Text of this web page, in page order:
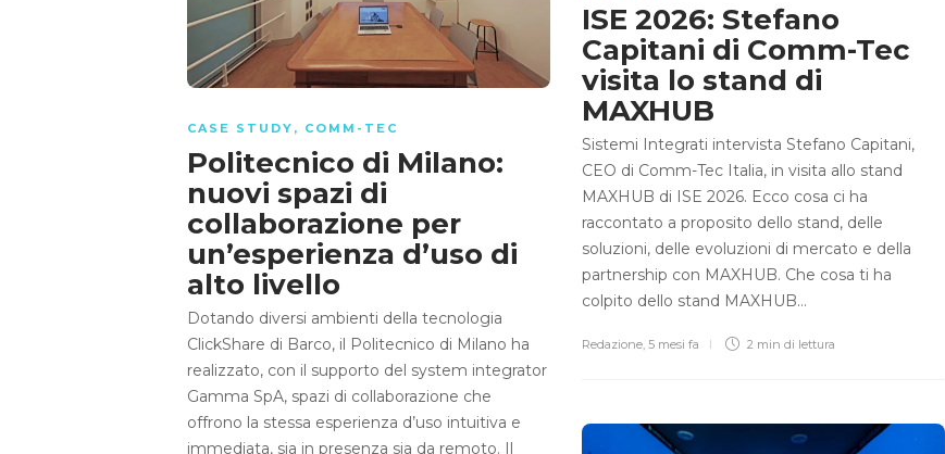
ISE 2026: Stefano
Capitani di Comm-Tec
visita lo stand di
MAXHUB
Sistemi Integrati intervista Stefano Capitani,
CEO di Comm-Tec Italia, in visita allo stand
MAXHUB di ISE 2026. Ecco cosa ci ha
raccontato a proposito dello stand, delle
soluzioni, delle evoluzioni di mercato e della
partnership con MAXHUB. Che cosa ti ha
colpito dello stand MAXHUB…
Redazione 5 mesi fa 2 min di lettura
CASE STUDY , COMM-TEC
Politecnico di Milano:
nuovi spazi di
collaborazione per
un’esperienza d’uso di
alto livello
Dotando diversi ambienti della tecnologia
ClickShare di Barco, il Politecnico di Milano ha
realizzato, con il supporto del system integrator
Gamma SpA, spazi di collaborazione che
offrono la stessa esperienza d’uso intuitiva e
immediata, sia in presenza sia da remoto. Il